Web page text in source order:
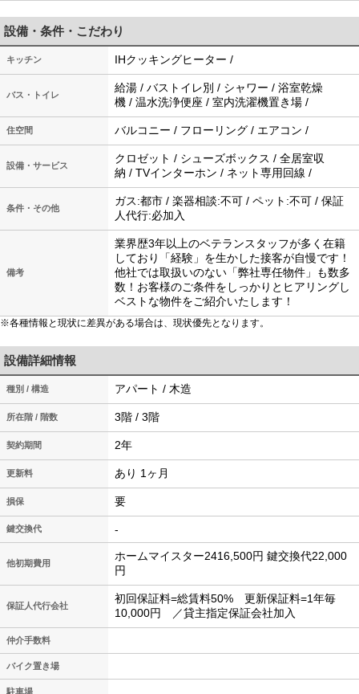
設備・条件・こだわり
キッチン IHクッキングヒーター /
バス・トイレ
給湯 / バストイレ別 / シャワー / 浴室乾燥
機 / 温水洗浄便座 / 室内洗濯機置き場 /
住空間 バルコニー / フローリング / エアコン /
設備・サービス
クロゼット / シューズボックス / 全居室収
納 / TVインターホン / ネット専用回線 /
条件・その他
ガス:都市 / 楽器相談:不可 / ペット:不可 / 保証
人代行:必加入
備考
業界歴3年以上のベテランスタッフが多く在籍
しており「経験」を生かした接客が自慢です！
他社では取扱いのない「弊社専任物件」も数多
数！お客様のご条件をしっかりとヒアリングし
ベストな物件をご紹介いたします！
※各種情報と現状に差異がある場合は、現状優先となります。
設備詳細情報
種別 / 構造 アパート / 木造
所在階 / 階数 3階 / 3階
契約期間 2年
更新料 あり 1ヶ月
損保 要
鍵交換代 -
他初期費用
ホームマイスター2416,500円 鍵交換代22,000
円
保証人代行会社
初回保証料=総賃料50% 更新保証料=1年毎
10,000円 ／貸主指定保証会社加入
仲介手数料
バイク置き場
駐車場